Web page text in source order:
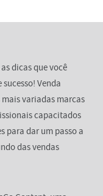
dicas que você
Venda
variadas marcas
capacitados
para dar um passo a
das vendas